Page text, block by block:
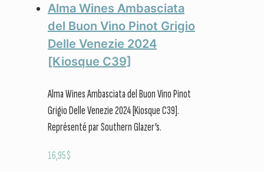
Alma Wines Ambasciata
del Buon Vino Pinot Grigio
Delle Venezie 2024
[Kiosque C39]
Alma Wines Ambasciata del Buon Vino Pinot
Grigio Delle Venezie 2024 [Kiosque C39].
Représenté par Southern Glazer’s.
16,95$